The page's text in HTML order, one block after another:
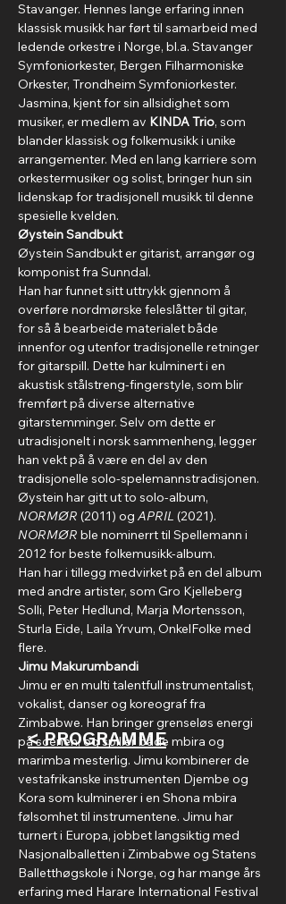
Stavanger. Hennes lange erfaring innen
klassisk musikk har ført til samarbeid med
ledende orkestre i Norge, bl.a. Stavanger
Symfoniorkester, Bergen Filharmoniske
Orkester, Trondheim Symfoniorkester.
Jasmina, kjent for sin allsidighet som
musiker, er medlem av KINDA Trio, som
blander klassisk og folkemusikk i unike
arrangementer. Med en lang karriere som
orkestermusiker og solist, bringer hun sin
lidenskap for tradisjonell musikk til denne
spesielle kvelden.
Øystein Sandbukt
Øystein Sandbukt er gitarist, arrangør og
komponist fra Sunndal.
Han har funnet sitt uttrykk gjennom å
overføre nordmørske feleslåtter til gitar,
for så å bearbeide materialet både
innenfor og utenfor tradisjonelle retninger
for gitarspill. Dette har kulminert i en
akustisk stålstreng-fingerstyle, som blir
fremført på diverse alternative
gitarstemminger. Selv om dette er
utradisjonelt i norsk sammenheng, legger
han vekt på å være en del av den
tradisjonelle solo-spelemannstradisjonen.
Øystein har gitt ut to solo-album,
NORMØR (2011) og APRIL (2021).
NORMØR ble nominerrt til Spellemann i
2012 for beste folkemusikk-album.
Han har i tillegg medvirket på en del album
med andre artister, som Gro Kjelleberg
Solli, Peter Hedlund, Marja Mortensson,
Sturla Eide, Laila Yrvum, OnkelFolke med
flere.
Jimu Makurumbandi
Jimu er en multi talentfull instrumentalist,
vokalist, danser og koreograf fra
Zimbabwe. Han bringer grenseløs energi
på scenen, og spiller både mbira og
marimba mesterlig. Jimu kombinerer de
vestafrikanske instrumenten Djembe og
Kora som kulminerer i en Shona mbira
følsomhet til instrumentene. Jimu har
turnert i Europa, jobbet langsiktig med
Nasjonalballetten i Zimbabwe og Statens
Balletthøgskole i Norge, og har mange års
erfaring med Harare International Festival
< PROGRAMME